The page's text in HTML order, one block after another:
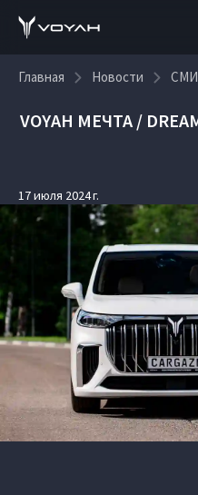
Главная Новости
VOYAH МЕЧТА /
17 июля 2024 г.